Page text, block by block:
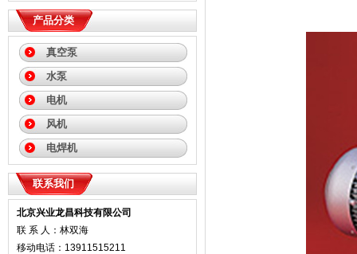
产品分类
真空泵
水泵
电机
风机
电焊机
联系我们
北京兴业龙昌科技有限公司
联 系 人：林双海
移动电话：13911515211